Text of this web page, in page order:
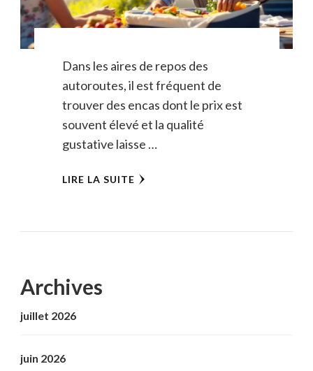
Dans les aires de repos des
autoroutes, il est fréquent de
trouver des encas dont le prix est
souvent élevé et la qualité
gustative laisse …
LIRE LA SUITE
Archives
juillet 2026
juin 2026